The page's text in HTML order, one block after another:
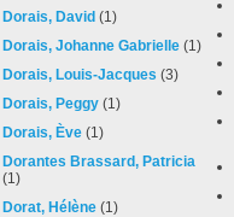
Dorais, David (1)
Dorais, Johanne Gabrielle (1)
Dorais, Louis-Jacques (3)
Dorais, Peggy (1)
Dorais, Ève (1)
Dorantes Brassard, Patricia
(1)
Dorat, Hélène (1)